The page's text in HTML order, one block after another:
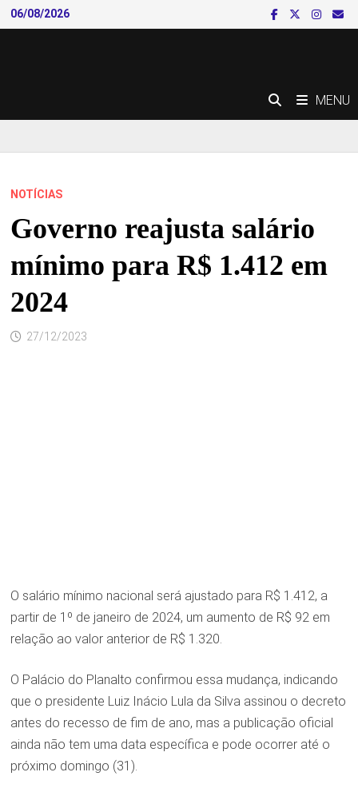
Skip
to
06/08/2026
MENU
NOTÍCIAS
Governo reajusta salário
mínimo para R$ 1.412 em
2024
27/12/2023
O salário mínimo nacional será ajustado para R$ 1.412, a
partir de 1º de janeiro de 2024, um aumento de R$ 92 em
relação ao valor anterior de R$ 1.320.
O Palácio do Planalto confirmou essa mudança, indicando
que o presidente Luiz Inácio Lula da Silva assinou o decreto
antes do recesso de fim de ano, mas a publicação oficial
ainda não tem uma data específica e pode ocorrer até o
próximo domingo (31).